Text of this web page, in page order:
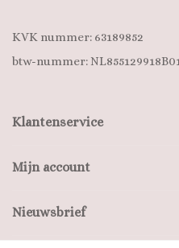
KVK nummer: 63189852
btw-nummer: NL855129918B01
Klantenservice
Mijn account
Nieuwsbrief